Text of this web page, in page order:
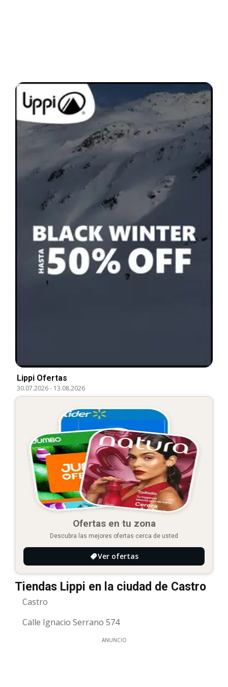
Lippi Ofertas
30.07.2026- 13.08.2026
Ofertas en tu zona
Descubra las mejores ofertas cerca de usted
Ver ofertas
Tiendas Lippi en la ciudad de Castro
Castro
Calle Ignacio Serrano 574
ANUNCIO